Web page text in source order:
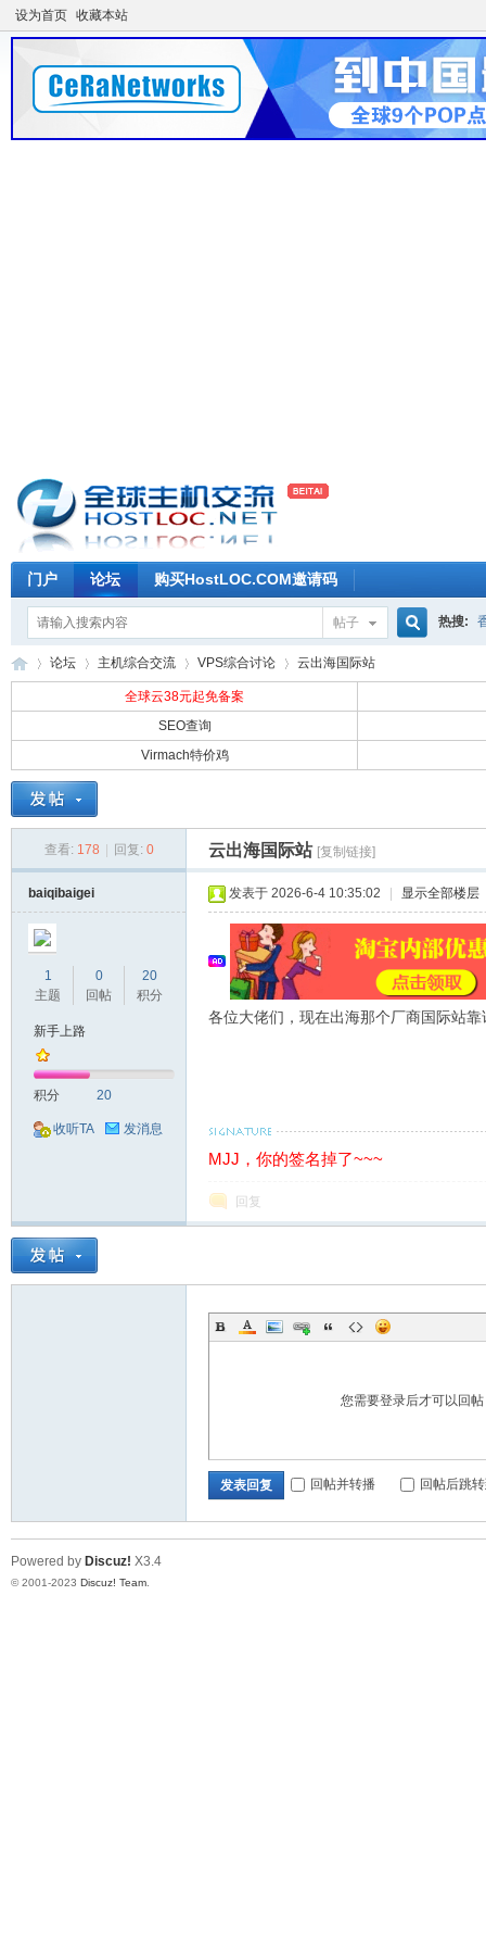
设为首页 收藏本站
门户 论坛 购买HostLOC.COM邀请码
帖子 热搜:
论坛 主机综合交流
›
VPS综合讨论 云出海国际站
全球云38元起免备案
SEO查询
Virmach特价鸡
查看: 178 回复: 0 云出海国际站 [复制链接]
baiqibaigei
1
主题
0
回帖
20
积分
新手上路
积分 20
收听TA 发消息
发表于 2026-6-4 10:35:02 显示全部楼层
各位大佬们，现在出海那个厂商国际站靠
MJJ，你的签名掉了~~~
回复
您需要登录后才可以回帖
发表回复 回帖并转播 回帖后跳
Powered by Discuz! X3.4
© 2001-2023 Discuz! Team